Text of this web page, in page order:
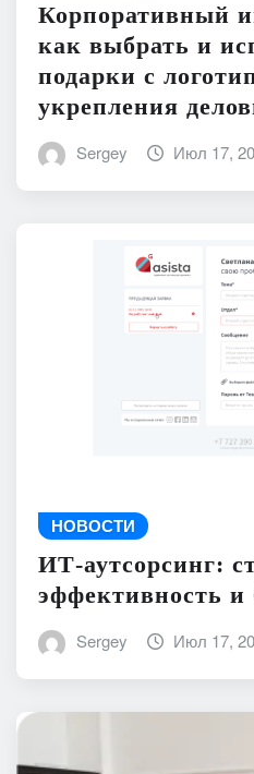
Корпоративный
как выбрать и
подарки с
укрепления
Sergey Июл 17,
НОВОСТИ
ИТ-аутсорсинг:
эффективность и
Sergey Июл 17,